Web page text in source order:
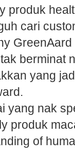
produk
cari
berminat
yang
yang nak
produk
of